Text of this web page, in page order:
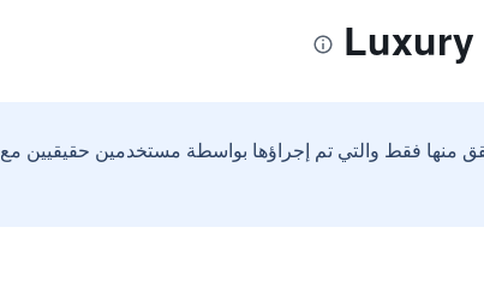
منها فقط والتي تم إجراؤها بواسطة مستخدمين حقيقيين مع